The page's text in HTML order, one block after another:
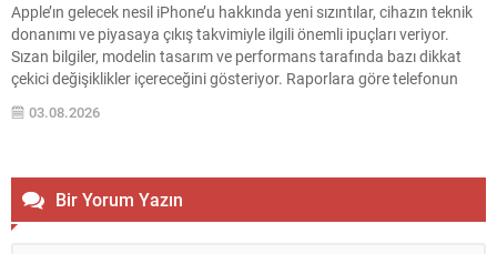
Apple’ın gelecek nesil iPhone’u hakkında yeni sızıntılar, cihazın teknik
donanımı ve piyasaya çıkış takvimiyle ilgili önemli ipuçları veriyor.
Sızan bilgiler, modelin tasarım ve performans tarafında bazı dikkat
çekici değişiklikler içereceğini gösteriyor. Raporlara göre telefonun
donanımında ve ağ bileşenlerinde yükseltmeler bulunuyor; ayrıca
kamera ve ekran özellikleri de kullanıcı beklentilerini karşılayacak
03.08.2026
Bir Yorum Yazın